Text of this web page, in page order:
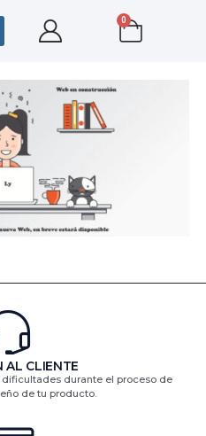
0
AL CLIENTE
durante el proceso de
de tu producto.